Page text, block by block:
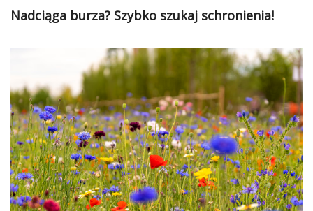
Nadciąga burza? Szybko szukaj schronienia!